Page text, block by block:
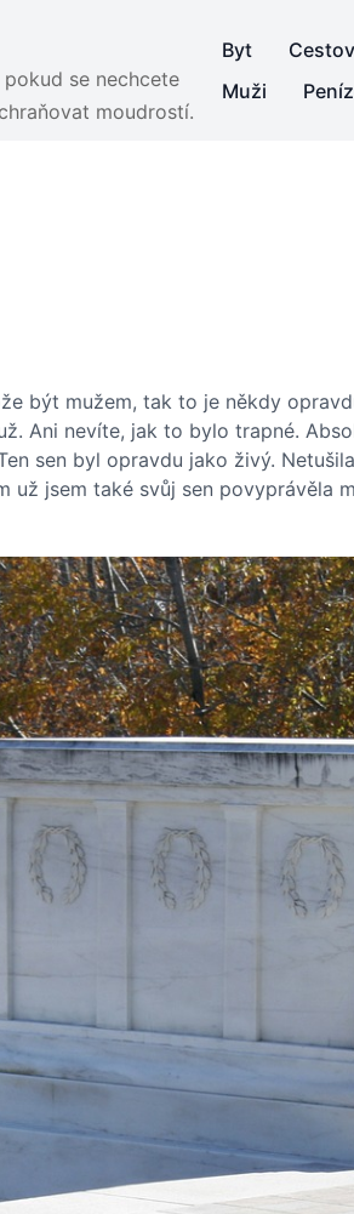
se nechcete
moudrostí.
Byt
Muži
být mužem, tak to je někdy
Ani nevíte, jak to bylo trapné.
sen byl opravdu jako živý.
už jsem také svůj sen povyprávěla